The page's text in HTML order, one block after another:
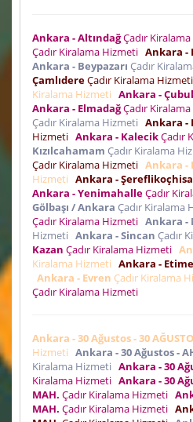
Ankara - AltındağÇadır
Çadır Kiralama Hizmeti Ankara -
Ankara - Beypazarı Çadır
ÇamlıdereÇadır Kiralama Hizmeti
Kiralama Hizmeti Ankara -
Ankara - ElmadağÇadır
Çadır Kiralama Hizmeti Ankara -
Hizmeti Ankara - KalecikÇadır
Kızılcahamam Çadır Kiralama
Çadır Kiralama Hizmeti Ankara -
Hizmeti Ankara -
Ankara - YenimahalleÇadır
Gölbaşı / Ankara Çadır Kiralama
Çadır Kiralama Hizmeti Ankara -
Hizmeti Ankara - Sincan Çadır
Kazan Çadır Kiralama Hizmeti
Kiralama Hizmeti Ankara -
Ankara - Evren Çadır Kiralama
Çadır Kiralama Hizmeti
Ankara - 30 Ağustos - 30
Hizmeti Ankara - 30 Ağustos -
Kiralama Hizmeti Ankara - 30
Kiralama Hizmeti Ankara - 30
MAH. Çadır Kiralama Hizmeti
MAH. Çadır Kiralama Hizmeti